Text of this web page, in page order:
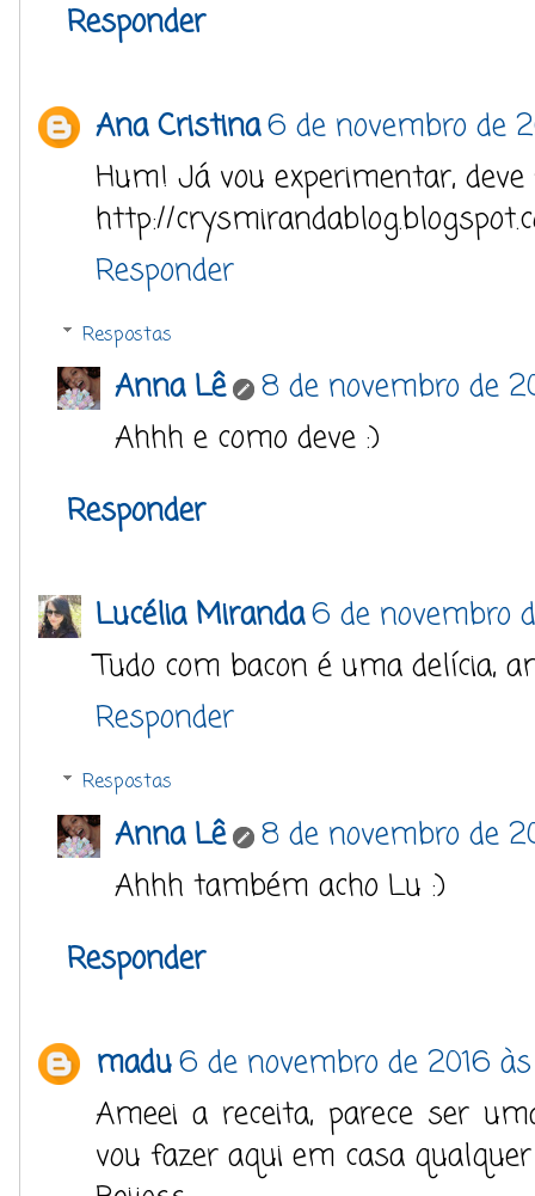
Responder
Ana Cristina6 de novembro de
Hum! Já vou experimentar,
http://
Responder
Respostas
Anna Lê
8 de novembro de
Ahhh e como deve :)
Responder
Lucélia Miranda6 de novembro
Tudo com bacon é uma delícia,
Responder
Respostas
Anna Lê
8 de novembro de
Ahhh também acho Lu :)
Responder
madu6 de novembro de 2016
Ameei a receita, parece ser
vou fazer aqui em casa